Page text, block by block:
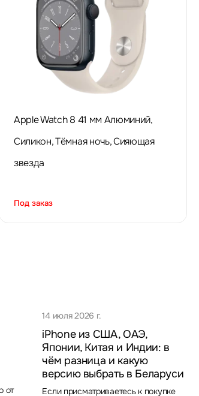
Apple Watch 8 41 мм Алюминий,
Силикон, Тёмная ночь, Сияющая
звезда
Под заказ
от
14 июля 2026 г.
iPhone из США, ОАЭ,
Японии, Китая и Индии: в
чём разница и какую
версию выбрать в Беларуси
Если присматриваетесь к покупке